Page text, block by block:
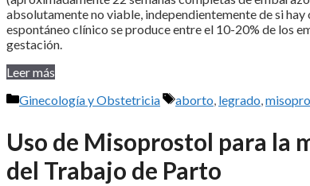
absolutamente no viable, independientemente de si
espontáneo clínico se produce entre el 10-20% de los
gestación.
Leer más
Categorías
Ginecología y Obstetricia Etiquetas
aborto, legrado,
Uso de Misoprostol para la
del Trabajo de Parto